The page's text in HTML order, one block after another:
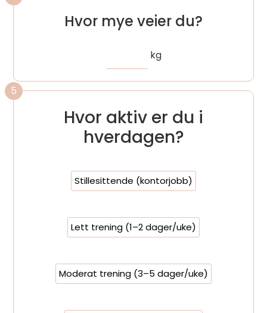
Hvor mye veier du?
kg
5
Hvor aktiv er du i
hverdagen?
Stillesittende (kontorjobb)
Lett trening (1–2 dager/uke)
Moderat trening (3–5 dager/uke)